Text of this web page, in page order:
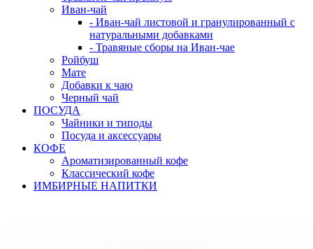
Иван-чай
- Иван-чай листовой и гранулированный с
натуральными добавками
- Травяные сборы на Иван-чае
Ройбуш
Мате
Добавки к чаю
Черный чай
ПОСУДА
Чайники и типоды
Посуда и аксессуары
КОФЕ
Ароматизированный кофе
Классический кофе
ИМБИРНЫЕ НАПИТКИ